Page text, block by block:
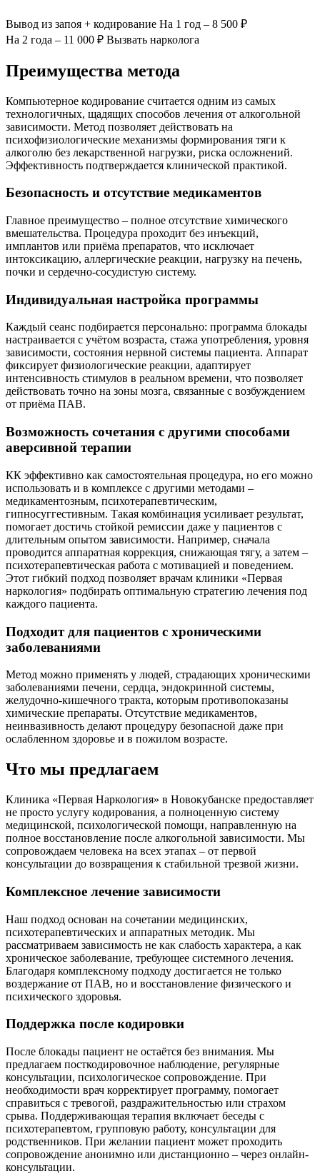
Вывод из запоя + кодирование На 1 год – 8 500 ₽
На 2 года – 11 000 ₽ Вызвать нарколога
Преимущества метода
Компьютерное кодирование считается одним из самых
технологичных, щадящих способов лечения от алкогольной
зависимости. Метод позволяет действовать на
психофизиологические механизмы формирования тяги к
алкоголю без лекарственной нагрузки, риска осложнений.
Эффективность подтверждается клинической практикой.
Безопасность и отсутствие медикаментов
Главное преимущество – полное отсутствие химического
вмешательства. Процедура проходит без инъекций,
имплантов или приёма препаратов, что исключает
интоксикацию, аллергические реакции, нагрузку на печень,
почки и сердечно-сосудистую систему.
Индивидуальная настройка программы
Каждый сеанс подбирается персонально: программа блокады
настраивается с учётом возраста, стажа употребления, уровня
зависимости, состояния нервной системы пациента. Аппарат
фиксирует физиологические реакции, адаптирует
интенсивность стимулов в реальном времени, что позволяет
действовать точно на зоны мозга, связанные с возбуждением
от приёма ПАВ.
Возможность сочетания с другими способами
аверсивной терапии
КК эффективно как самостоятельная процедура, но его можно
использовать и в комплексе с другими методами –
медикаментозным, психотерапевтическим,
гипносуггестивным. Такая комбинация усиливает результат,
помогает достичь стойкой ремиссии даже у пациентов с
длительным опытом зависимости. Например, сначала
проводится аппаратная коррекция, снижающая тягу, а затем –
психотерапевтическая работа с мотивацией и поведением.
Этот гибкий подход позволяет врачам клиники «Первая
наркология» подбирать оптимальную стратегию лечения под
каждого пациента.
Подходит для пациентов с хроническими
заболеваниями
Метод можно применять у людей, страдающих хроническими
заболеваниями печени, сердца, эндокринной системы,
желудочно-кишечного тракта, которым противопоказаны
химические препараты. Отсутствие медикаментов,
неинвазивность делают процедуру безопасной даже при
ослабленном здоровье и в пожилом возрасте.
Что мы предлагаем
Клиника «Первая Наркология» в Новокубанске предоставляет
не просто услугу кодирования, а полноценную систему
медицинской, психологической помощи, направленную на
полное восстановление после алкогольной зависимости. Мы
сопровождаем человека на всех этапах – от первой
консультации до возвращения к стабильной трезвой жизни.
Комплексное лечение зависимости
Наш подход основан на сочетании медицинских,
психотерапевтических и аппаратных методик. Мы
рассматриваем зависимость не как слабость характера, а как
хроническое заболевание, требующее системного лечения.
Благодаря комплексному подходу достигается не только
воздержание от ПАВ, но и восстановление физического и
психического здоровья.
Поддержка после кодировки
После блокады пациент не остаётся без внимания. Мы
предлагаем посткодировочное наблюдение, регулярные
консультации, психологическое сопровождение. При
необходимости врач корректирует программу, помогает
справиться с тревогой, раздражительностью или страхом
срыва. Поддерживающая терапия включает беседы с
психотерапевтом, групповую работу, консультации для
родственников. При желании пациент может проходить
сопровождение анонимно или дистанционно – через онлайн-
консультации.